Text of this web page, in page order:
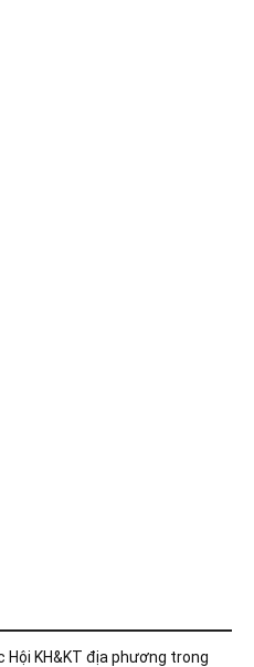
KH&KT địa phương trong